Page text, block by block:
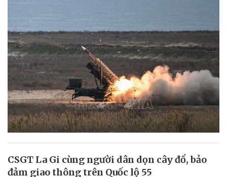
CSGT La Gi cùng người dân dọn cây đổ, bảo
đảm giao thông trên Quốc lộ 55